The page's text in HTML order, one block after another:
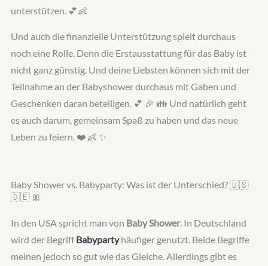
unterstützen. 💕👶
Und auch die finanzielle Unterstützung spielt durchaus
noch eine Rolle. Denn die Erstausstattung für das Baby ist
nicht ganz günstig. Und deine Liebsten können sich mit der
Teilnahme an der Babyshower durchaus mit Gaben und
Geschenken daran beteiligen. 💕 🎉 👪 Und natürlich geht
es auch darum, gemeinsam Spaß zu haben und das neue
Leben zu feiern. ❤️ 👶 ✨
Baby Shower vs. Babyparty: Was ist der Unterschied? 🇺🇸
🇩🇪 🎀
In den USA spricht man von Baby Shower. In Deutschland
wird der BegriffBabypartyhäufiger genutzt. Beide Begriffe
meinen jedoch so gut wie das Gleiche. Allerdings gibt es